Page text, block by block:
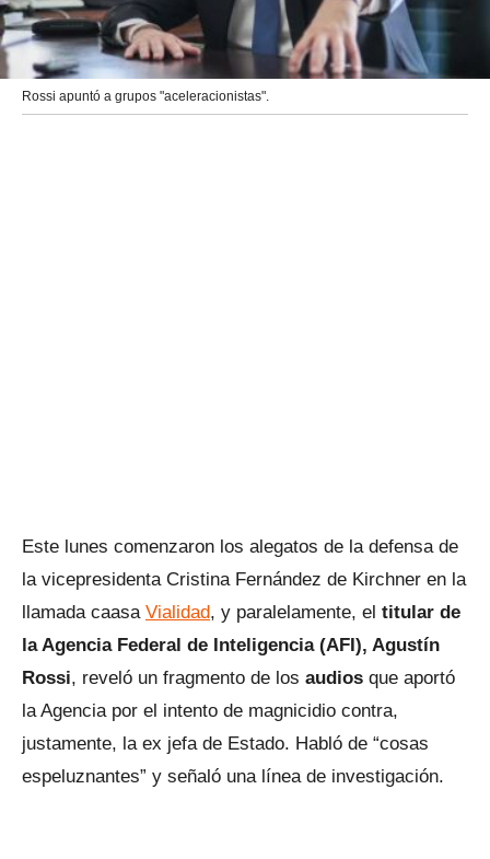
Rossi apuntó a grupos "aceleracionistas".
Este lunes comenzaron los alegatos de la defensa de
la vicepresidenta Cristina Fernández de Kirchner en la
llamada caasa Vialidad, y paralelamente, el titular de
la Agencia Federal de Inteligencia (AFI), Agustín
Rossi, reveló un fragmento de los audios que aportó
la Agencia por el intento de magnicidio contra,
justamente, la ex jefa de Estado. Habló de “cosas
espeluznantes” y señaló una línea de investigación.